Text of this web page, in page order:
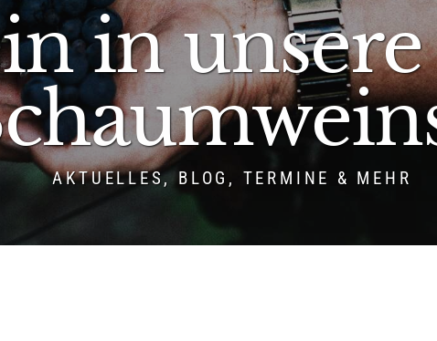
in
AKTUELLES, BLOG, TERMINE & MEHR